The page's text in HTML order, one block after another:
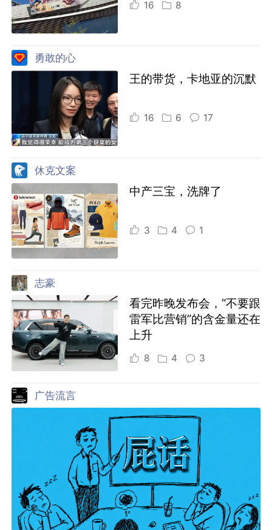
16 8
勇敢的心
王的带货，卡地亚的沉默
16 6 17
休克文案
中产三宝，洗牌了
3 4 1
志豪
看完昨晚发布会，“不要跟
雷军比营销”的含金量还在
上升
8 4 3
广告流言